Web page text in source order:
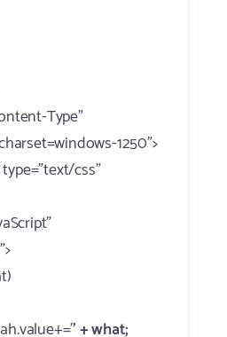
Type"
1250">
css"
' + what;